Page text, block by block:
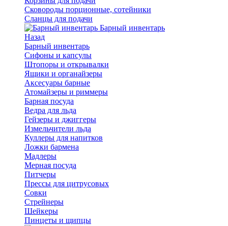
Сковороды порционные, сотейники
Сланцы для подачи
Барный инвентарь
Назад
Барный инвентарь
Сифоны и капсулы
Штопоры и открывалки
Ящики и органайзеры
Аксесуары барные
Атомайзеры и риммеры
Барная посуда
Ведра для льда
Гейзеры и джиггеры
Измельчители льда
Куллеры для напитков
Ложки бармена
Мадлеры
Мерная посуда
Питчеры
Прессы для цитрусовых
Совки
Стрейнеры
Шейкеры
Пинцеты и щипцы